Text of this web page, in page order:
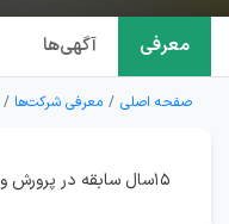
معرفی آگهی‌ها
صفحه اصلی معرفی شرکت‌ها
۱۵سال سابقه در پرورش و فروش انواع نژاد گربه و ملزومات